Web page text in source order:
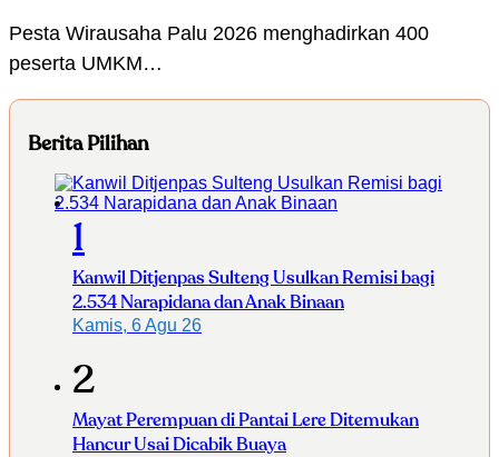
Pesta Wirausaha Palu 2026 menghadirkan 400
peserta UMKM…
Berita Pilihan
1
Kanwil Ditjenpas Sulteng Usulkan Remisi bagi
2.534 Narapidana dan Anak Binaan
Kamis, 6 Agu 26
2
Mayat Perempuan di Pantai Lere Ditemukan
Hancur Usai Dicabik Buaya